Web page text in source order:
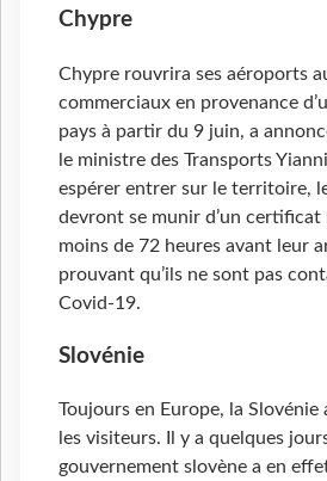
Chypre
Chypre rouvrira ses aéroports
commerciaux en provenance
pays à partir du 9 juin, a
le ministre des Transports
espérer entrer sur le territoire,
devront se munir d’un certificat
moins de 72 heures avant leur
prouvant qu’ils ne sont pas
Covid-19.
Slovénie
Toujours en Europe, la Slovénie
les visiteurs. Il y a quelques
gouvernement slovène a en